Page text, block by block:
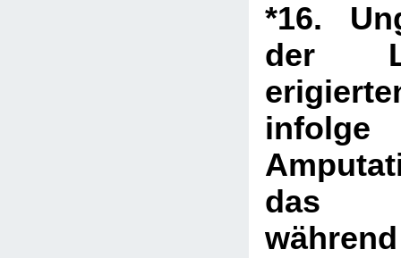
*16.
der
das